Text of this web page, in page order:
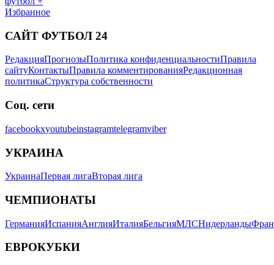
Избранное
САЙТ ФУТБОЛ 24
РедакцияПрогнозыПолитика конфиденциальностиПравила
сайтуКонтактыПравила комментированияРедакционная
политикаСтруктура собственности
Соц. сети
facebookxyoutubeinstagramtelegramviber
УКРАИНА
УкраинаПервая лигаВторая лига
ЧЕМПИОНАТЫ
ГерманияИспанияАнглияИталияБельгияМЛСНидерланды
ЕВРОКУБКИ